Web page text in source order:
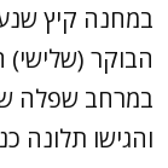
במחנה קיץ
הבוקר
במרחב שפלה
והגישו תלונה